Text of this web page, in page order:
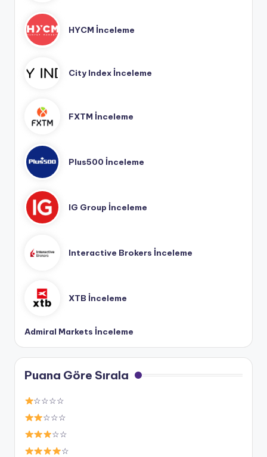
HYCM İnceleme
City Index İnceleme
FXTM İnceleme
Plus500 İnceleme
IG Group İnceleme
Interactive Brokers İnceleme
XTB İnceleme
Admiral Markets İnceleme
Puana Göre Sırala
☆☆☆☆
☆☆☆
☆☆
☆